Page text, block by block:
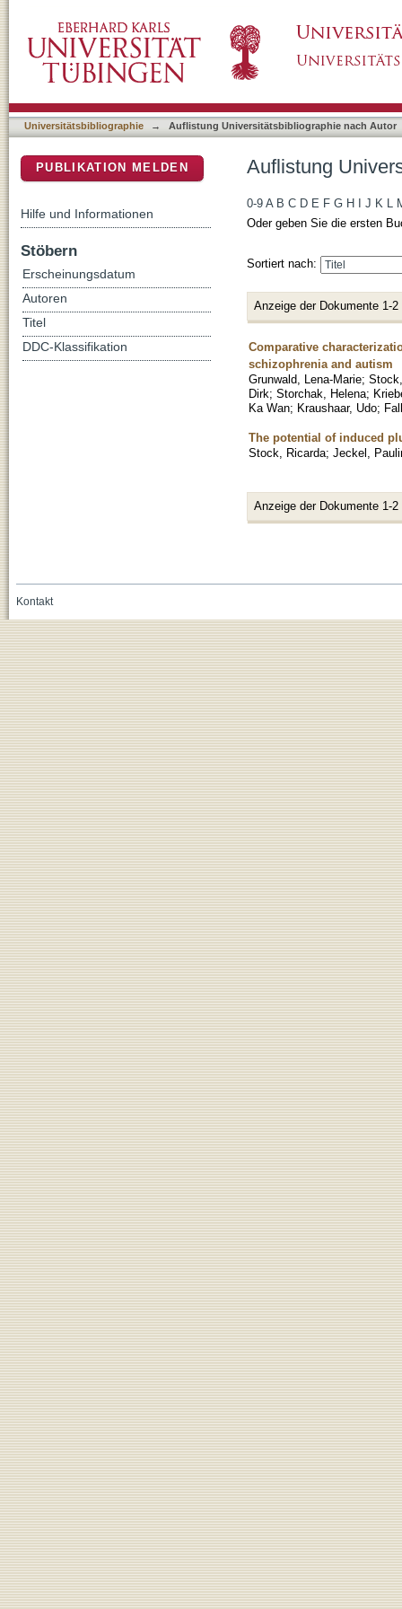
Universitätsbibliographie → Auflistung Universitätsbibliographie nach Autor
Auflistung
0-9 A B C D E F G H J K L
Oder geben Sie die ersten
Sortiert nach:
Anzeige der Dokumente 1-2
Comparative
schizophrenia and autism
Grunwald, Lena-Marie;
Dirk; Storchak, Helena;
Ka Wan; Kraushaar, Udo;
The potential of induced
Stock, Ricarda; Jeckel,
Anzeige der Dokumente 1-2
PUBLIKATION MELDEN
Hilfe und Informationen
Stöbern
Erscheinungsdatum
Autoren
Titel
DDC-Klassifikation
Kontakt